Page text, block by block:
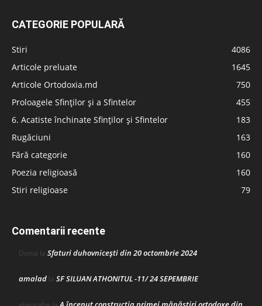
CATEGORIE POPULARĂ
Stiri
4086
Articole preluate
1645
Articole Ortodoxia.md
750
Proloagele Sfinților și a Sfintelor
455
6. Acatiste închinate Sfinților și Sfintelor
183
Rugăciuni
163
Fără categorie
160
Poezia religioasă
160
Stiri religioase
79
Comentarii recente
Doina la Sfaturi duhovnicești din 20 octombrie 2024
amalad la SF SILUAN ATHONITUL -11/ 24 SEPEMBRIE